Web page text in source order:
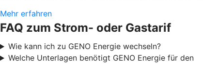
Mehr erfahren
FAQ zum Strom- oder Gastarif
Wie kann ich zu GENO Energie wechseln?
Welche Unterlagen benötigt GENO Energie für den